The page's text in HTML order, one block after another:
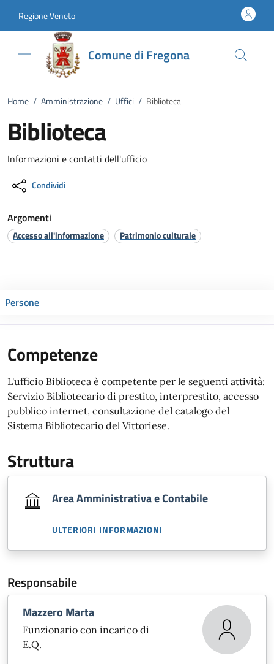
Regione Veneto
Comune di Fregona
Home / Amministrazione / Uffici / Biblioteca
Biblioteca
Informazioni e contatti dell'ufficio
Condividi
Argomenti
Accesso all'informazione Patrimonio culturale
Persone
Competenze
L'ufficio Biblioteca è competente per le seguenti attività:
Servizio Bibliotecario di prestito, interprestito, accesso
pubblico internet, consultazione del catalogo del
Sistema Bibliotecario del Vittoriese.
Struttura
Area Amministrativa e Contabile
ULTERIORI INFORMAZIONI
Responsabile
Mazzero Marta
Funzionario con incarico di
E.Q.